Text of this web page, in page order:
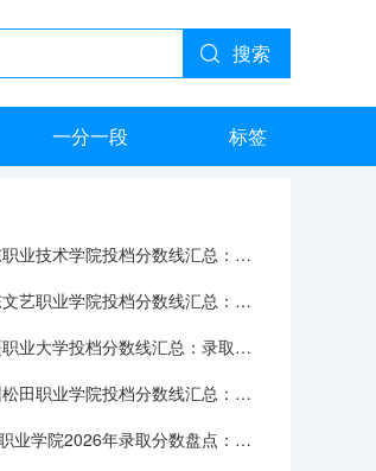
搜索
一分一段 标签
2026广东职业技术学院投档分数线汇总：录取分数、报到与就业数据
2026广东文艺职业学院投档分数线汇总：录取分数、报到与就业数据
2026新疆职业大学投档分数线汇总：录取分数、报到与就业数据
2026广州松田职业学院投档分数线汇总：录取分数、报到与就业数据
山东水利职业学院2026年录取分数盘点：宿舍、费用、就业与FAQ